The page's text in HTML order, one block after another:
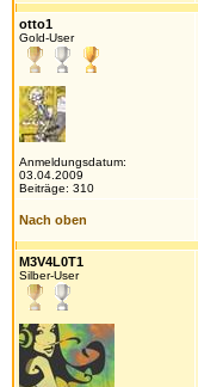
otto1
Gold-User
Anmeldungsdatum:
03.04.2009
Beiträge: 310
Nach oben
M3V4L0T1
Silber-User